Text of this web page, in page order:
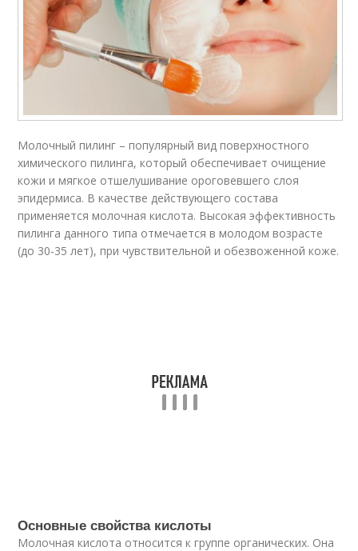
Молочный пилинг – популярный вид поверхностного
химического пилинга, который обеспечивает очищение
кожи и мягкое отшелушивание ороговевшего слоя
эпидермиса. В качестве действующего состава
применяется молочная кислота. Высокая эффективность
пилинга данного типа отмечается в молодом возрасте
(до 30-35 лет), при чувствительной и обезвоженной коже.
Основные свойства кислоты
Молочная кислота относится к группе органических. Она